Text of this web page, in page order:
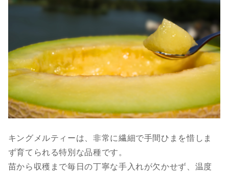
キングメルティーは、非常に繊細で手間ひまを惜しま
ず育てられる特別な品種です。
苗から収穫まで毎日の丁寧な手入れが欠かせず、温度